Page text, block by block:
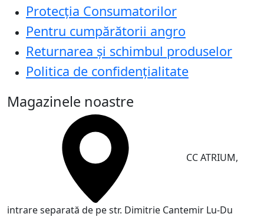
Protecţia Consumatorilor
Pentru cumpărătorii angro
Returnarea și schimbul produselor
Politica de confidențialitate
Magazinele noastre
CC ATRIUM,
intrare separată de pe str. Dimitrie Cantemir Lu-Du